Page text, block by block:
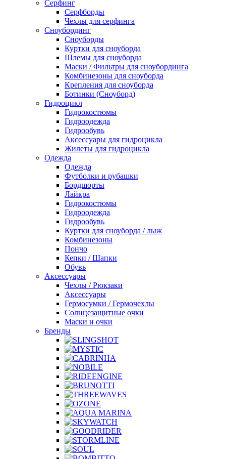
Серфинг
Серфборды
Чехлы для серфинга
Сноубординг
Сноуборды
Куртки для сноуборда
Шлемы для сноуборда
Маски / Фильтры для сноубординга
Комбинезоны для сноуборда
Крепления для сноуборда
Ботинки (Сноуборд)
Гидроцикл
Гидрокостюмы
Гидроодежда
Гидрообувь
Аксессуары для гидроцикла
Жилеты для гидроцикла
Одежда
Одежда
Футболки и рубашки
Бордшорты
Лайкра
Гидрокостюмы
Гидроодежда
Гидрообувь
Куртки для сноуборда / лыж
Комбинезоны
Пончо
Кепки / Шапки
Обувь
Аксессуары
Чехлы / Рюкзаки
Аксессуары
Гермосумки / Гермочехлы
Солнцезащитные очки
Маски и очки
Бренды